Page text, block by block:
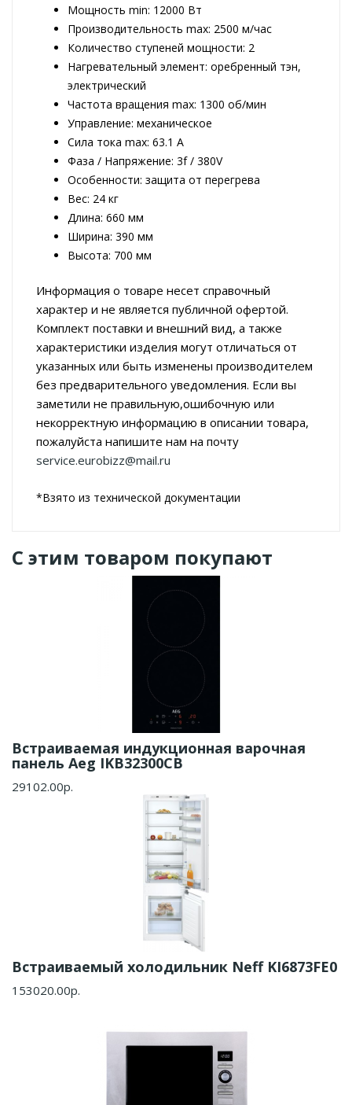
Мощность min: 12000 Вт
Производительность max: 2500 м/час
Количество ступеней мощности: 2
Нагревательный элемент: оребренный тэн,
электрический
Частота вращения max: 1300 об/мин
Управление: механическое
Сила тока max: 63.1 А
Фаза / Напряжение: 3f / 380V
Особенности: защита от перегрева
Вес: 24 кг
Длина: 660 мм
Ширина: 390 мм
Высота: 700 мм
Информация о товаре несет справочный
характер и не является публичной офертой.
Комплект поставки и внешний вид, а также
характеристики изделия могут отличаться от
указанных или быть изменены производителем
без предварительного уведомления. Если вы
заметили не правильную,ошибочную или
некорректную информацию в описании товара,
пожалуйста напишите нам на почту
service.eurobizz@mail.ru
*Взято из технической документации
С этим товаром покупают
Встраиваемая индукционная варочная
панель Aeg IKB32300CB
29102.00р.
Встраиваемый холодильник Neff KI6873FE0
153020.00р.